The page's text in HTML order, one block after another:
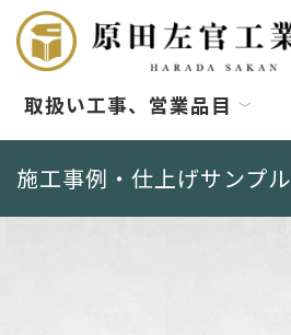
取扱い工事、営業品目
施工事例・仕上げサンプル